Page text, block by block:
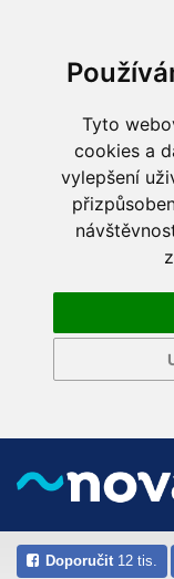
Tyto
cookies a
vylepšení
Doporučit 12 tis.